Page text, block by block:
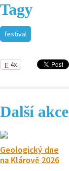
Tagy
festival
4x
Další akce
Geologický dne
na Klárově 2026